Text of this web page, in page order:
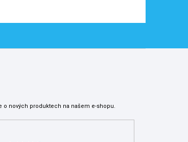
nových produktech na našem e-shopu.